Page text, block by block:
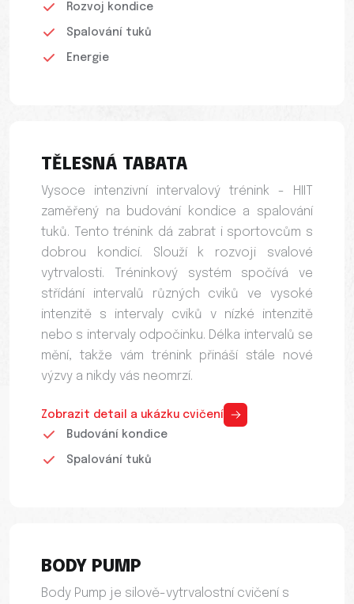
Rozvoj kondice
Spalování tuků
Energie
TĚLESNÁ TABATA
Vysoce intenzivní intervalový trénink - HIIT
zaměřený na budování kondice a spalování
tuků. Tento trénink dá zabrat i sportovcům s
dobrou kondicí. Slouží k rozvoji svalové
vytrvalosti. Tréninkový systém spočívá ve
střídání intervalů různých cviků ve vysoké
intenzitě s intervaly cviků v nízké intenzitě
nebo s intervaly odpočinku. Délka intervalů se
mění, takže vám trénink přináší stále nové
výzvy a nikdy vás neomrzí.
Zobrazit detail a ukázku cvičení
Budování kondice
Spalování tuků
BODY PUMP
Body Pump je silově-vytrvalostní cvičení s